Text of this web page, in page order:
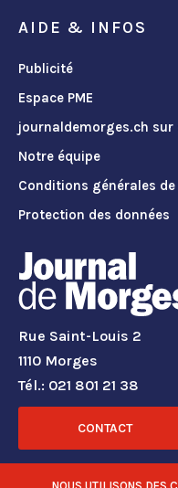
AIDE & INFOS
Publicité
Espace PME
journaldemorges.ch
Notre équipe
Conditions générales
Protection des données
Rue Saint-Louis 2
1110 Morges
Tél.: 021 801 21 38
CONTACT
RÉSEAUX